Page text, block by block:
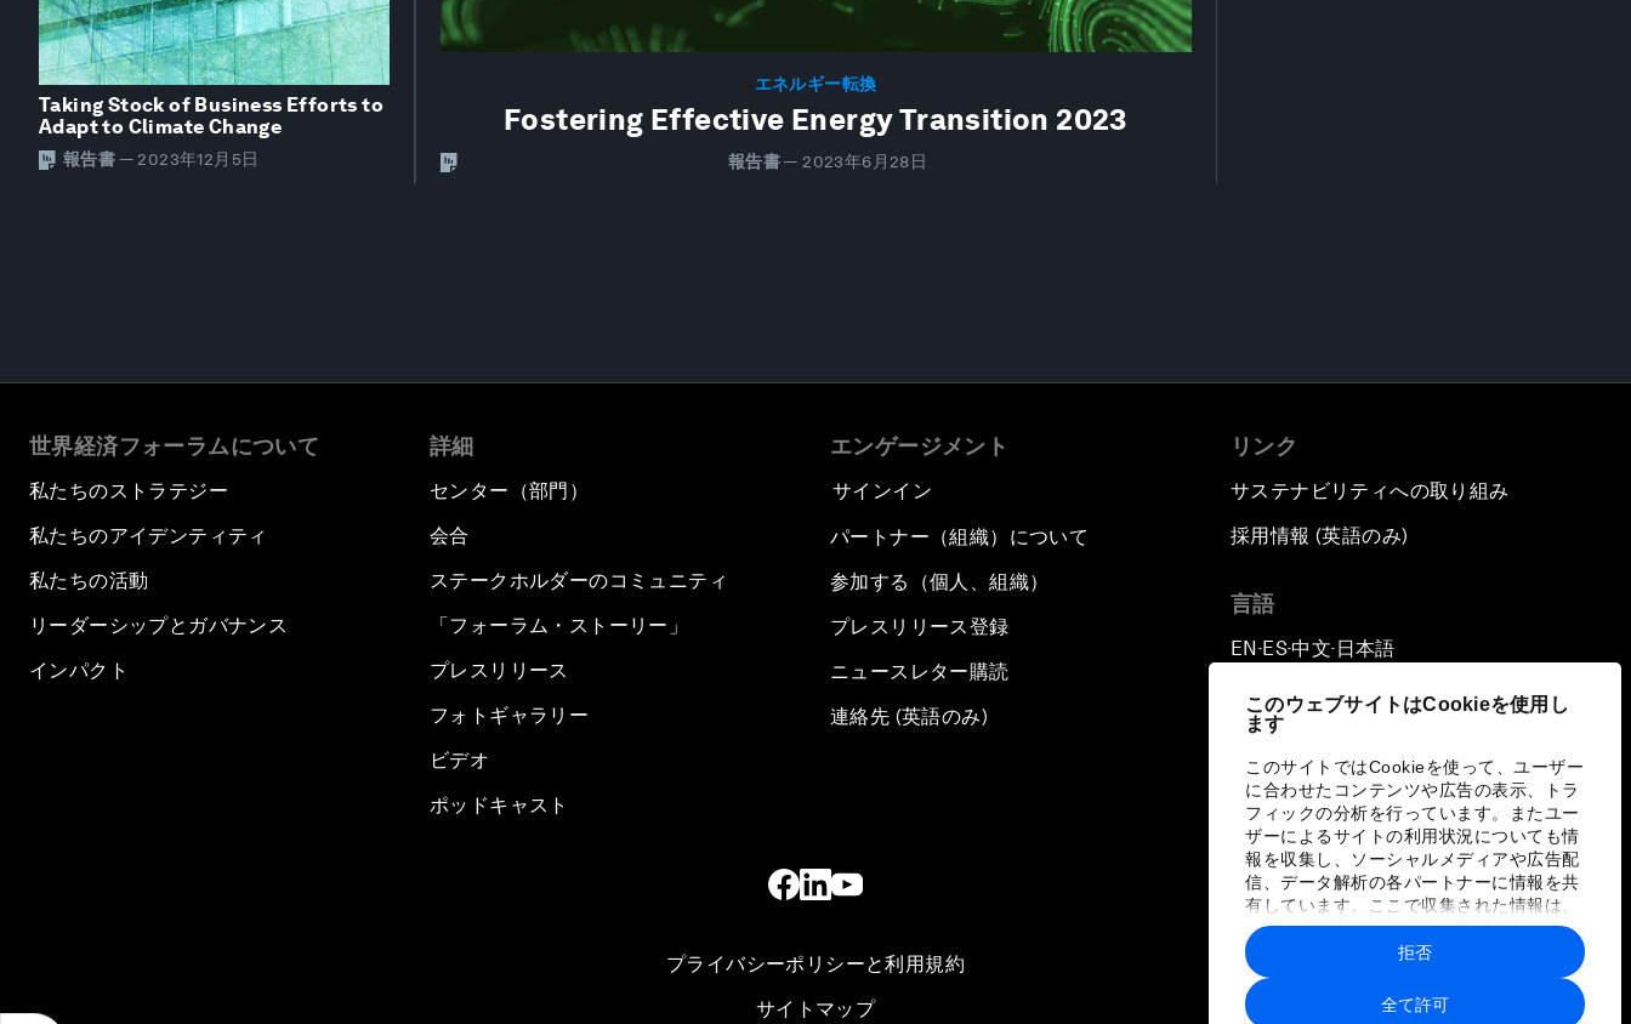
このウェブサイトはCookieを使用し
ます
このサイトではCookieを使って、ユーザー
に合わせたコンテンツや広告の表示、トラ
フィックの分析を行っています。またユー
ザーによるサイトの利用状況についても情
報を収集し、ソーシャルメディアや広告配
信、データ解析の各パートナーに情報を共
有しています。ここで収集された情報は、
ユーザーが各パートナーに提供した他の情
報や各パートナーのサービスを使用した際
に収集された情報と組み合わされ、各パー
トナーによって使用されることがありま
全て許可
拒否
エネルギー転換
Fostering Effective Energy Transition 2023
報告書— 2023年6月28日
Taking Stock of Business Efforts to
Adapt to Climate Change
報告書 — 2023年12月5日
世界経済フォーラムについて
私たちのストラテジー
私たちのアイデンティティ
私たちの活動
リーダーシップとガバナンス
インパクト
詳細
センター（部門）
会合
ステークホルダーのコミュニティ
「フォーラム・ストーリー」
プレスリリース
フォトギャラリー
ビデオ
ポッドキャスト
エンゲージメント
サインイン
パートナー（組織）について
参加する（個人、組織）
プレスリリース登録
ニュースレター購読
連絡先 (英語のみ)
リンク
サステナビリティへの取り組み
採用情報 (英語のみ)
言語
EN ▪ES▪中文▪ 日本語
プライバシーポリシーと利用規約
サイトマップ